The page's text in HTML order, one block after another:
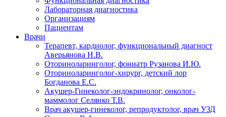
Лабораторная диагностика
Организациям
Пациентам
Врачи
Терапевт, кардиолог, функциональный диагност
Аверьянова Н.В.
Оториноларинголог, фониатр Рузанова И.Ю.
Оториноларинголог-хирург, детский лор
Богданова Е.С.
Акушер-Гинеколог-эндокринолог, онколог-
маммолог Селянко Т.В.
Врач акушер-гинеколог, репродуктолог, врач УЗД